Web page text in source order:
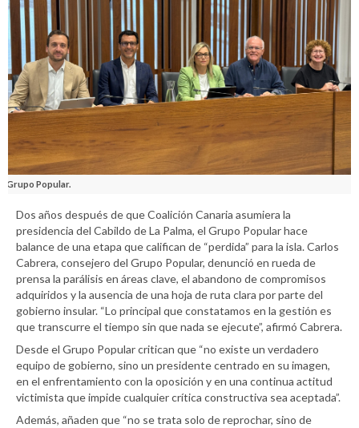
Grupo Popular.
Dos años después de que Coalición Canaria asumiera la
presidencia del Cabildo de La Palma, el Grupo Popular hace
balance de una etapa que califican de “perdida” para la isla. Carlos
Cabrera, consejero del Grupo Popular, denunció en rueda de
prensa la parálisis en áreas clave, el abandono de compromisos
adquiridos y la ausencia de una hoja de ruta clara por parte del
gobierno insular. “Lo principal que constatamos en la gestión es
que transcurre el tiempo sin que nada se ejecute”, afirmó Cabrera.
Desde el Grupo Popular critican que “no existe un verdadero
equipo de gobierno, sino un presidente centrado en su imagen,
en el enfrentamiento con la oposición y en una continua actitud
victimista que impide cualquier crítica constructiva sea aceptada”.
Además, añaden que “no se trata solo de reprochar, sino de